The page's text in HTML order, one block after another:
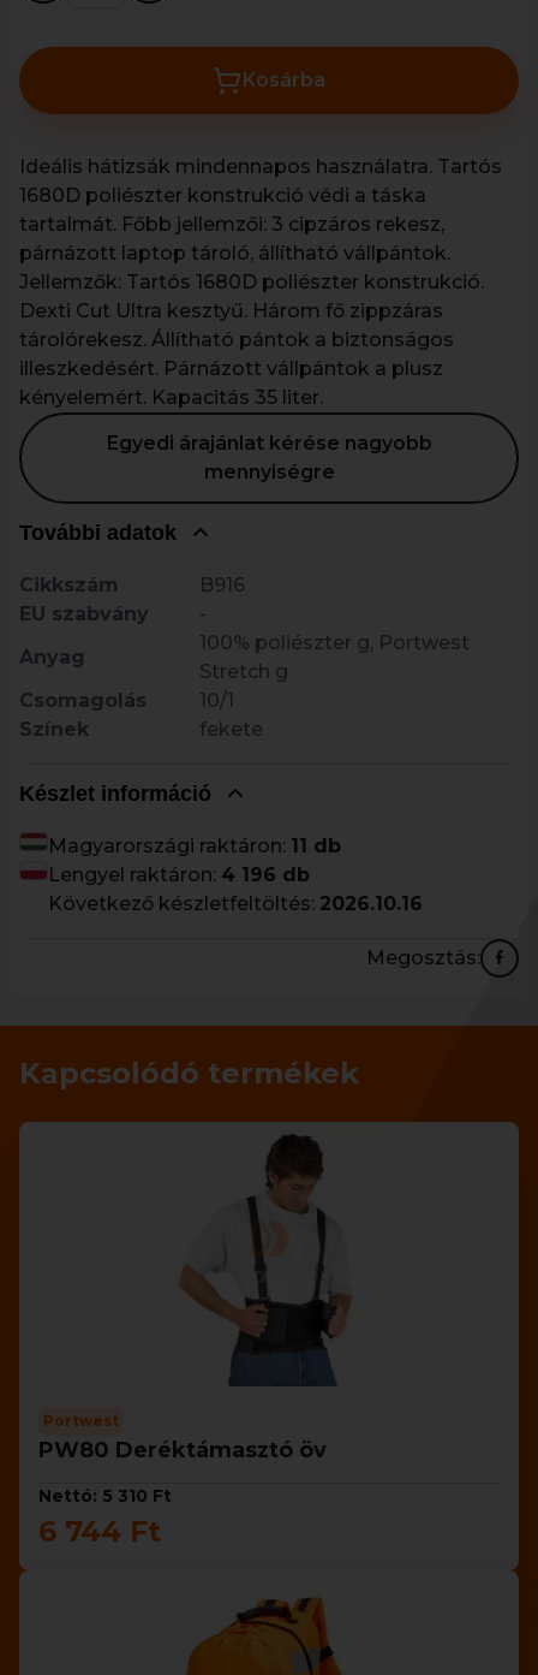
Kosárba
Ideális hátizsák mindennapos használatra. Tartós
1680D poliészter konstrukció védi a táska
tartalmát. Főbb jellemzői: 3 cipzáros rekesz,
párnázott laptop tároló, állítható vállpántok.
Jellemzők: Tartós 1680D poliészter konstrukció.
Dexti Cut Ultra kesztyű. Három fő zippzáras
tárolórekesz. Állítható pántok a biztonságos
illeszkedésért. Párnázott vállpántok a plusz
kényelemért. Kapacitás 35 liter.
Egyedi árajánlat kérése nagyobb
mennyiségre
További adatok
Cikkszám
B916
EU szabvány
-
Anyag
100% poliészter g, Portwest
Stretch g
Csomagolás
10/1
Színek
fekete
Készlet információ
Magyarországi raktáron: 11 db
Lengyel raktáron: 4 196 db
Következő készletfeltöltés: 2026.10.16
Megosztás:
Kapcsolódó termékek
Portwest
PW80 Deréktámasztó öv
Nettó: 5 310 Ft
6 744 Ft